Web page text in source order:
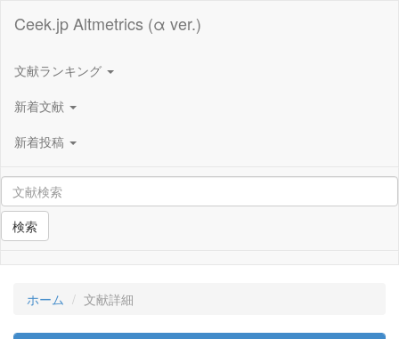
Ceek.jp Altmetrics (α ver.)
文献ランキング
新着文献
新着投稿
検索
ホーム 文献詳細